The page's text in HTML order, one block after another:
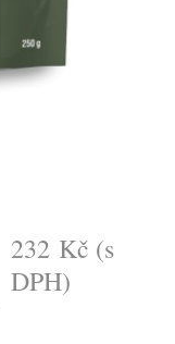
232 Kč (s
DPH)